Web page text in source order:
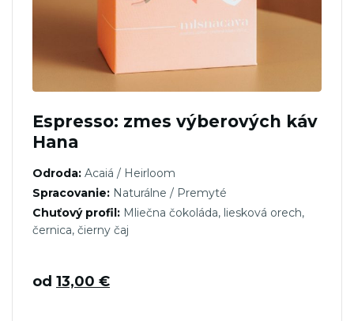
Espresso: zmes výberových káv
Hana
Odroda: Acaiá / Heirloom
Spracovanie: Naturálne / Premyté
Chuťový profil: Mliečna čokoláda, liesková orech,
černica, čierny čaj
od 13,00 €